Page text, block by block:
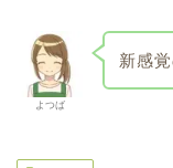
よつば
新感